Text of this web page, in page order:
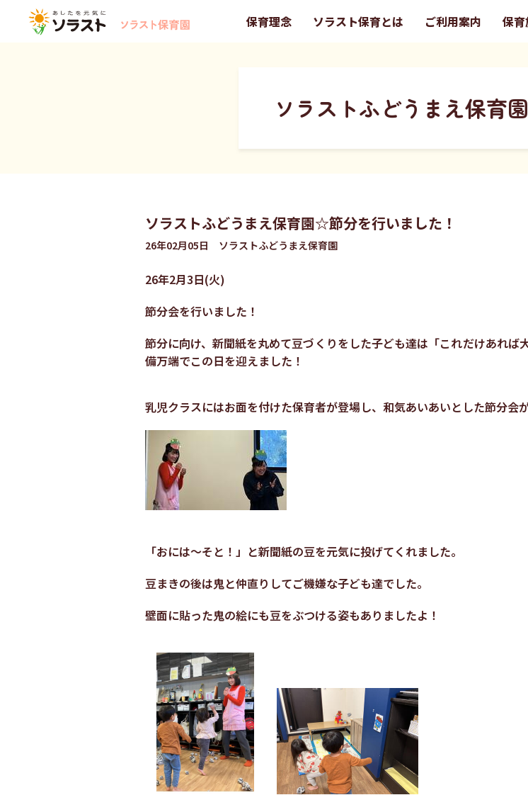
保育理念 ソラスト保育とは ご利用案内 保
ソラストふどうまえ保育
ソラストふどうまえ保育園☆節分を行いました！
26年02月05日 ソラストふどうまえ保育園
26年2月3日(火)
節分会を行いました！
節分に向け、新聞紙を丸めて豆づくりをした子ども達は「これだけあれば
備万端でこの日を迎えました！
乳児クラスにはお面を付けた保育者が登場し、和気あいあいとした節分会
「おには～そと！」と新聞紙の豆を元気に投げてくれました。
豆まきの後は鬼と仲直りしてご機嫌な子ども達でした。
壁面に貼った鬼の絵にも豆をぶつける姿もありましたよ！